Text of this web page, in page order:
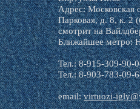
Адрес: Московская
Парковая, д. 8, к. 2
смотрит на
Ближайшее метро:
Тел.: 8-915-309-90-
Тел.: 8-903-783-09-
email:virtuozi-